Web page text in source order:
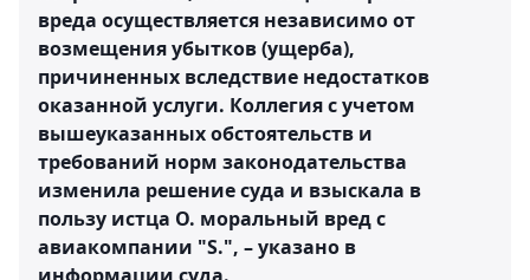
вреда осуществляется независимо от
возмещения убытков (ущерба),
причиненных вследствие недостатков
оказанной услуги. Коллегия с учетом
вышеуказанных обстоятельств и
требований норм законодательства
изменила решение суда и взыскала в
пользу истца О. моральный вред с
авиакомпании "S.", – указано в